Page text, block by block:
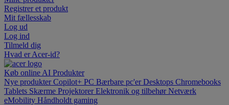
Registrer et produkt
Mit fællesskab
Log ud
Log ind
Tilmeld dig
Hvad er Acer-id?
Køb online AI Produkter
Nye produkterCopilot+ PC Bærbare pc'erDesktops Chromebooks
Tablets Skærme ProjektorerElektronik og tilbehørNetværk
eMobility Håndholdt gaming